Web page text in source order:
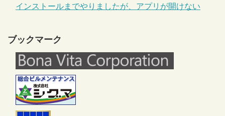
インストールまでやりましたが、アプリが開けない
ブックマーク